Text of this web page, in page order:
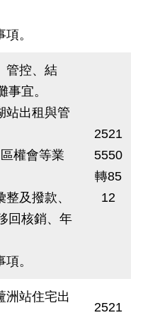
。
管控、結
宜。
站出租與管
權會等業
及撥款、
回核銷、年
。
2521
5550
轉85
12
洲站住宅出
2521